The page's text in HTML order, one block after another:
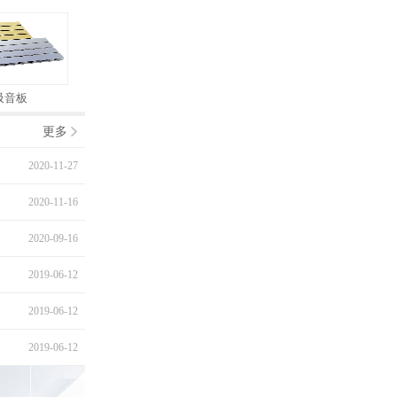
音板
更多
2020-11-27
2020-11-16
2020-09-16
2019-06-12
2019-06-12
2019-06-12